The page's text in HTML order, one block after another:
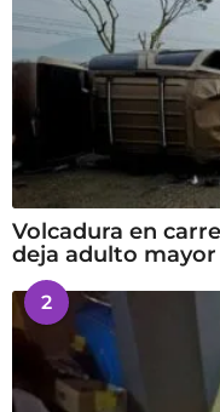
Volcadura en
deja adulto
2